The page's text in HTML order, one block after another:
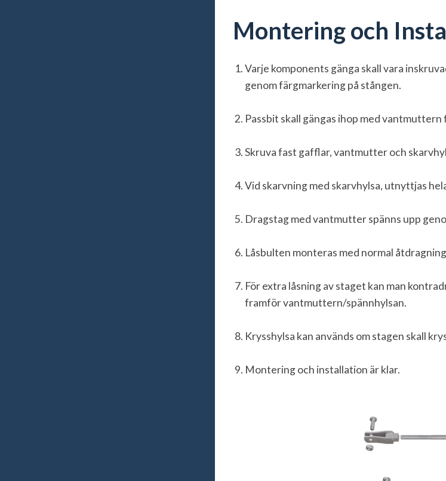
Montering och
Varje komponents gänga skall vara
genom färgmarkering på stången.
Passbit skall gängas ihop med
Skruva fast gafflar, vantmutter och
Vid skarvning med skarvhylsa, utnyttjas
Dragstag med vantmutter spänns upp
Låsbulten monteras med normal
För extra låsning av staget kan man
framför vantmuttern/spännhylsan.
Krysshylsa kan används om stagen skall
Montering och installation är klar.